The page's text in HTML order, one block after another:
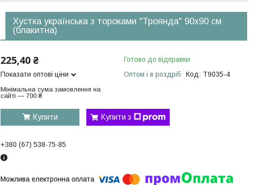
Хустка українська з тороками "Троянда" 90х90 см
(блакитна)
225,40 ₴
Показати оптові ціни
Мінімальна сума замовлення на
сайті — 700 ₴
Готово до відправки
Оптом і в роздріб
Код: Т9035-4
Купити Купити з
+380 (67) 538-75-85